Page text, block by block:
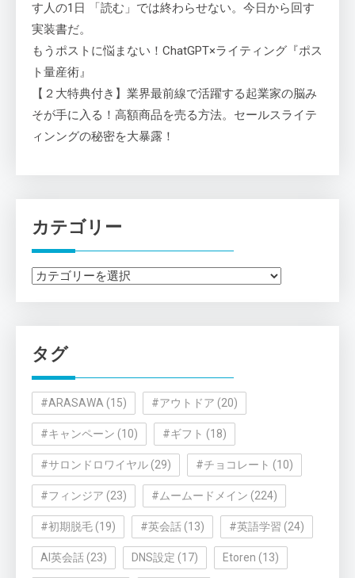
す人の1日 「読む」では終わらせない。今日から回す
実装書だ。
もうポストに悩まない！ChatGPT×ライティング『ポス
ト量産術』
【２大特典付き】業界最前線で活躍する起業家の脳み
そが手に入る！高額商品を売る方法。セールスライテ
ィンングの秘密を大暴露！
カテゴリー
カ
ー
タグ
#ARASAWA (15) #アウトドア (20)
#キャンペーン (10) #ギフト (18)
#サロンドロワイヤル (29) #チョコレート (10)
#フィンジア (23) #ムームードメイン (224)
#初期脱毛 (19) #英会話 (13) #英語学習 (24)
AI英会話 (23) DNS設定 (17) Etoren (13)